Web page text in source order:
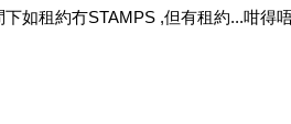
下如租約冇STAMPS ,但有租約...咁得